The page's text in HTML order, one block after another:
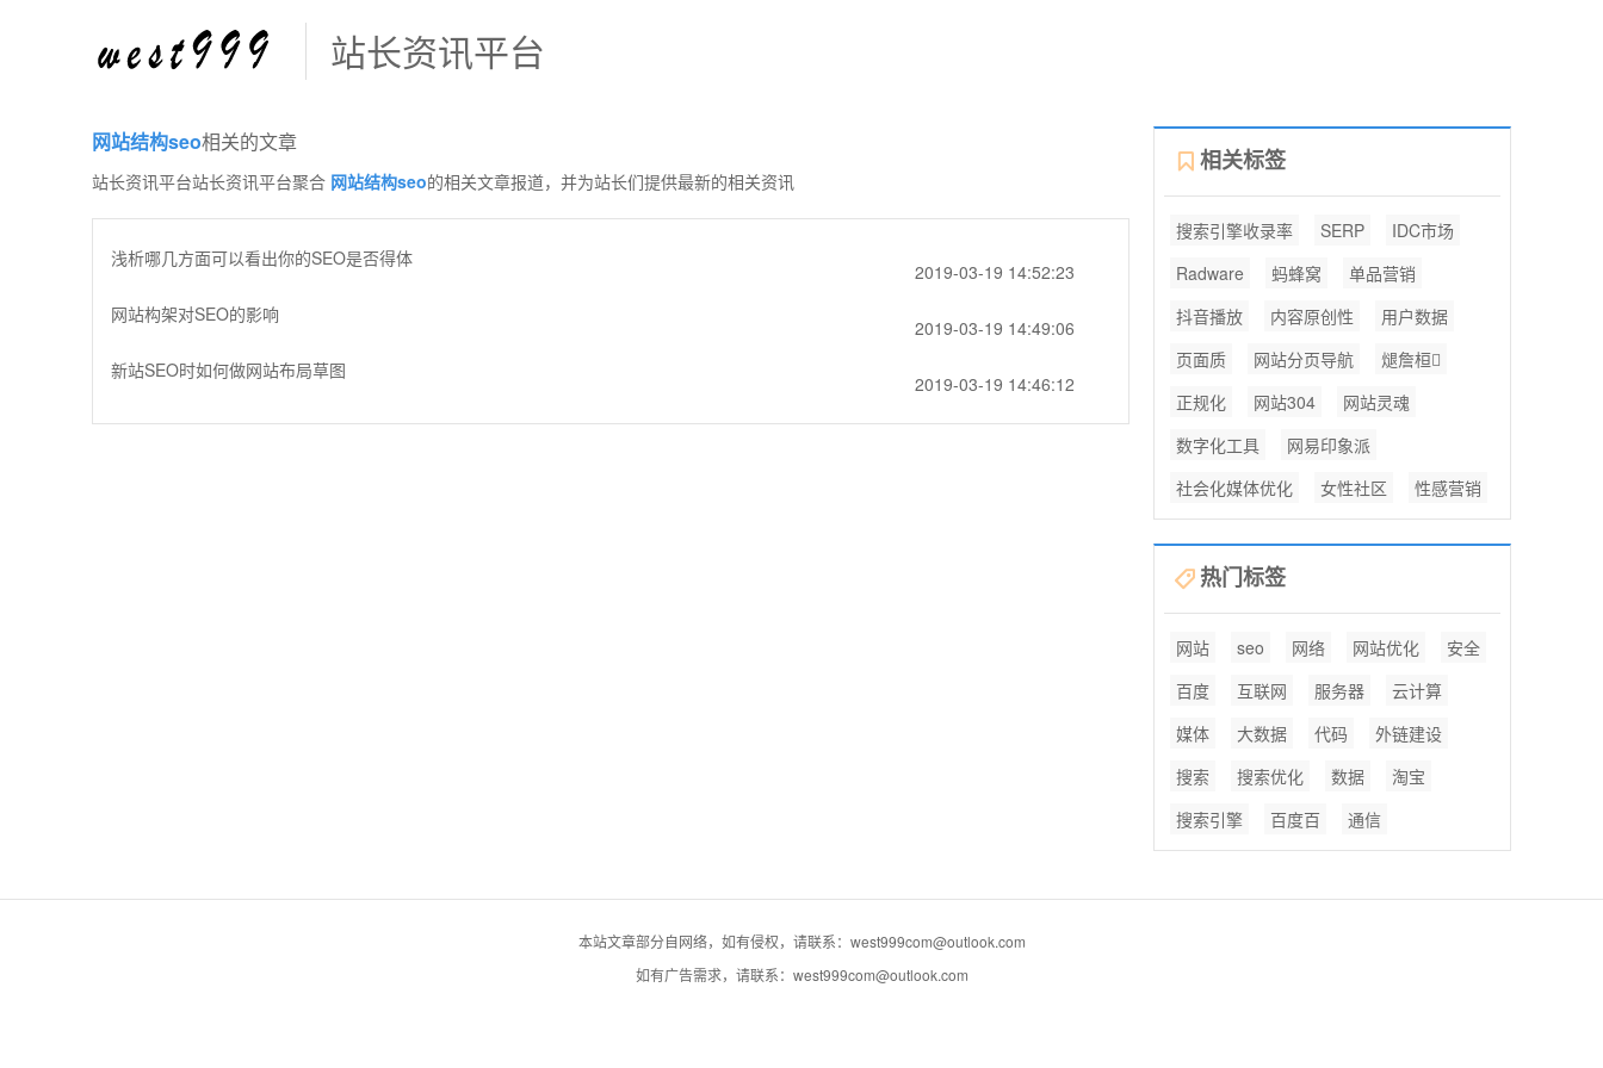
站长资讯平台
网站结构seo相关的文章
站长资讯平台站长资讯平台聚合 网站结构seo的相关文章报道，并为站长们提供最新的相关资讯
浅析哪几方面可以看出你的SEO是否得体
2019-03-19 14:52:23
网站构架对SEO的影响
2019-03-19 14:49:06
新站SEO时如何做网站布局草图
2019-03-19 14:46:12
相关标签
搜索引擎收录率 SERP
IDC市场
Radware
蚂蜂窝
单品营销
抖音播放
内容原创性
用户数据
页面质
网站分页导航
煺詹桓
正规化
网站304
网站灵魂
数字化工具
网易印象派
社会化媒体优化
女性社区 性感营销
热门标签
网站 seo 网络 网站优化
安全
百度
互联网 服务器
云计算
媒体
大数据 代码
外链建设
搜索
搜索优化 数据
淘宝
搜索引擎
百度百 通信
本站文章部分自网络，如有侵权，请联系：west999com@outlook.com
如有广告需求，请联系：west999com@outlook.com